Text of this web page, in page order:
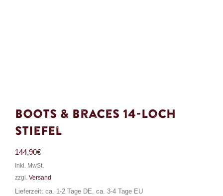
Boots & Braces 14-Loch
Stiefel
144,90€
Inkl. MwSt.
zzgl. Versand
Lieferzeit: ca. 1-2 Tage DE, ca. 3-4 Tage EU